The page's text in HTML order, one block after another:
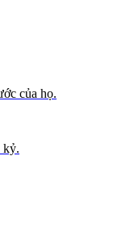
của họ.
kỷ.